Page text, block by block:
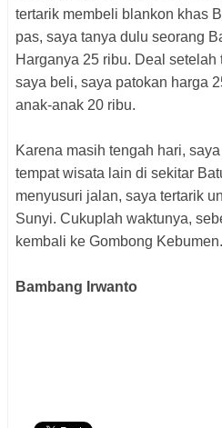
tertarik membeli blankon khas
pas, saya tanya dulu seorang
Harganya 25 ribu. Deal
saya beli, saya patokan harga
anak-anak 20 ribu.
Karena masih tengah hari,
tempat wisata lain di sekitar
menyusuri jalan, saya tertarik
Sunyi. Cukuplah waktunya,
kembali ke Gombong Kebumen.
Bambang Irwanto